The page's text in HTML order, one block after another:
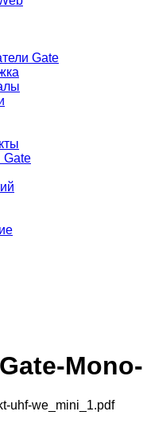
Gate
Gate
uhf-we_mini_1.pdf